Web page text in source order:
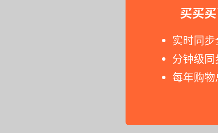
买买
实时同
分钟级
每年购